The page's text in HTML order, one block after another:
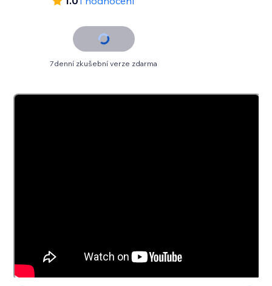
7denní zkušební verze zdarma